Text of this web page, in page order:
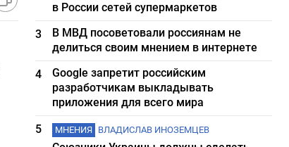
в России сетей супермаркетов
3
В МВД посоветовали россиянам не
делиться своим мнением в интернете
4
Google запретит российским
разработчикам выкладывать
приложения для всего мира
5
МНЕНИЯ ВЛАДИСЛАВ ИНОЗЕМЦЕВ